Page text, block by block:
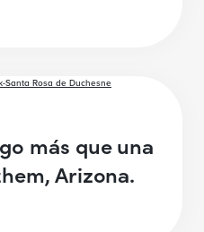
más que una
Arizona.